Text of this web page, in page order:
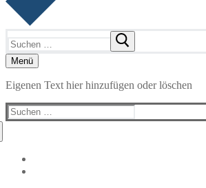
nach:
Menü
Eigenen Text hier hinzufügen oder löschen
Suchen
nach: